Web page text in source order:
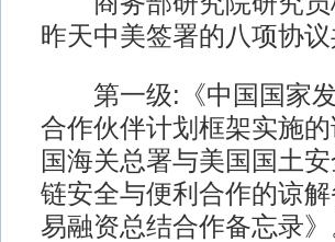
昨天中美签署的八项协
第一级:《中国国家发
合作伙伴计划框架实施
国海关总署与美国国土
链安全与便利合作的谅
易融资总结合作备忘录》